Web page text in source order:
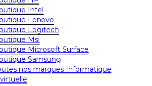
Intel
Lenovo
Logitech
Msi
Microsoft Surface
Samsung
nos marques Informatique